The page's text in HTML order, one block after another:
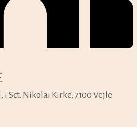
Sct. Nikolai Kirke, 7100 Vejle